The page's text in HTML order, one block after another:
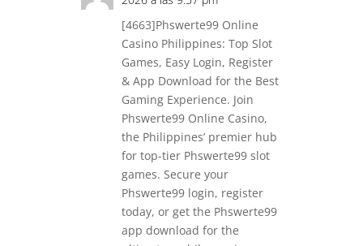
[4663]Phswerte99 Online
Casino Philippines: Top Slot
Games, Easy Login, Register
& App Download for the Best
Gaming Experience. Join
Phswerte99 Online Casino,
the Philippines’ premier hub
for top-tier Phswerte99 slot
games. Secure your
Phswerte99 login, register
today, or get the Phswerte99
app download for the